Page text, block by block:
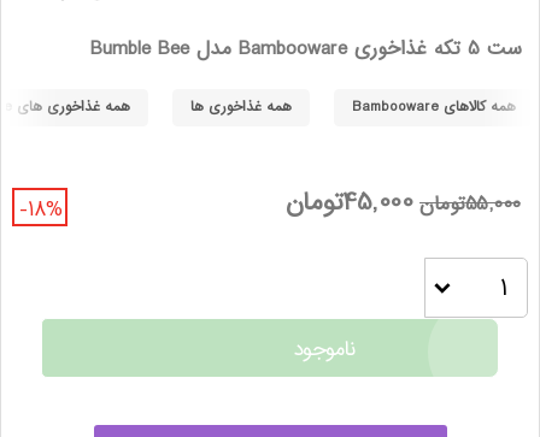
ست 5 تکه غذاخوری Bambooware مدل Bumble Bee
همه کالاهای Bambooware همه غذاخوری ها همه غذاخوری های Bambooware
55,000تومان 45,000تومان -18%
ناموجود